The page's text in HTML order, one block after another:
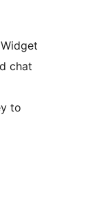
chat
to